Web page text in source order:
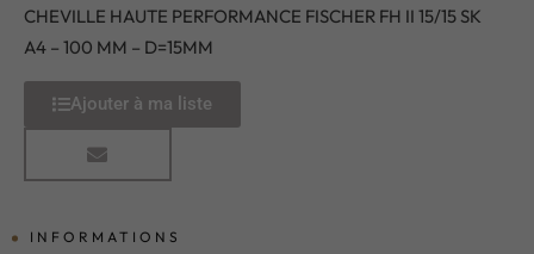
CHEVILLE HAUTE PERFORMANCE FISCHER FH II 15/15 SK
A4 – 100 MM – D=15MM
Ajouter à ma liste
INFORMATIONS